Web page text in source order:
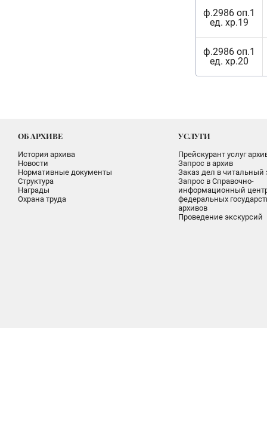
ф.2986 оп.1
ед. хр.19
ф.2986 оп.1
ед. хр.20
ОБ АРХИВЕ
История архива
Новости
Нормативные документы
Структура
Награды
Охрана труда
УСЛУГИ
Прейскурант услуг
Запрос в архив
Заказ дел в читальный
Запрос в Справочно-
информационный
федеральных
архивов
Проведение экскурсий